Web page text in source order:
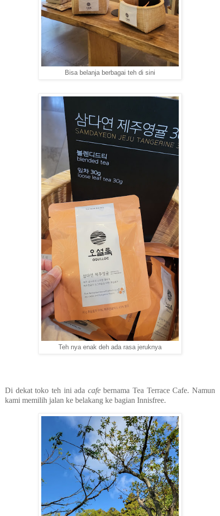
Bisa belanja berbagai teh di sini
Teh nya enak deh ada rasa jeruknya
Di dekat toko teh ini ada cafebernama Tea Terrace Cafe. Namun
kami memilih jalan ke belakang ke bagian Innisfree.